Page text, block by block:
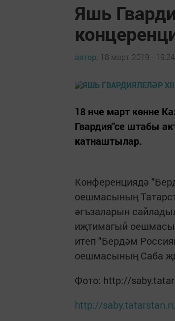
Яшь
автор, 18 март 2019 - 19:24
18 нче март көнне
Гвардия"се штабы
катнаштылар.
Конференциядә
оешмасының
әгъзаларын
иҗтимагый
итеп "Бердәм
оешмасының Саба
Фото: http://
http://